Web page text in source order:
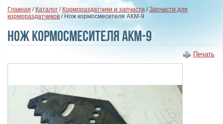
Главная / Каталог / Кормораздатчики и запчасти /Запчасти для
кормораздатчиков / Нож кормосмесителя АКМ-9
Нож кормосмесителя АКМ-9
Печать